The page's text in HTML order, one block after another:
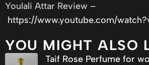
Youlali Attar Review –
https://www.youtube.com/
YOU MIGHT ALSO
Taif Rose Perfume for